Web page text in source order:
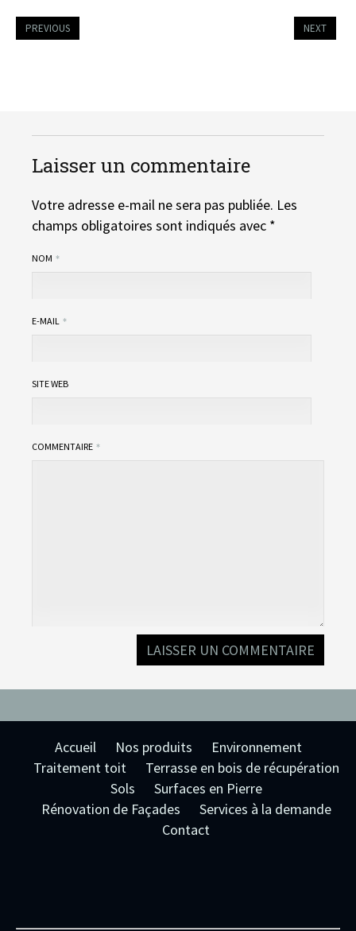
PREVIOUS NEXT
Laisser un commentaire
Votre adresse e-mail ne sera pas publiée. Les
champs obligatoires sont indiqués avec *
NOM
E-MAIL
SITE WEB
COMMENTAIRE
Accueil Nos produits
Environnement
Traitement toit
Terrasse en bois de récupération
Sols
Surfaces en Pierre
Rénovation de Façades
Services à la demande
Contact